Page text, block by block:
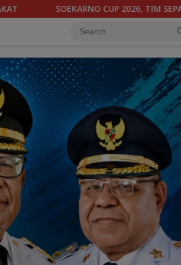
BANTENG PAPUA TENGAH